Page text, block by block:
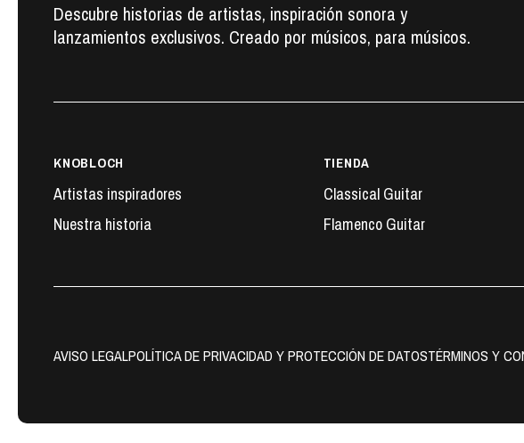
Descubre historias de artistas, inspiración sonora y
lanzamientos exclusivos. Creado por músicos, para músicos.
KNOBLOCH
Artistas inspiradores
Nuestra historia
TIENDA
Classical Guitar
Flamenco Guitar
AVISO LEGALPOLÍTICA DE PRIVACIDAD Y PROTECCIÓN DE DATOSTÉRMINOS Y